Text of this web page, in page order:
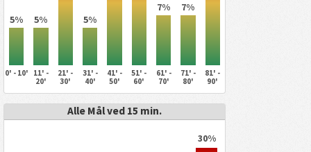
5% 5% 5%
7%
7%
0' - 10'
11' -
20'
21' -
30'
31' -
40'
41' -
50'
51' -
60'
61' -
70'
71' -
80'
81' -
90'
Alle Mål ved 15 min.
30%